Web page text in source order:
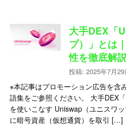
大手DEX「
プ）」とは
性を徹底解
投稿: 2025年7月29
※本記事はプロモーション広告を含
語集をご参照ください。 大手DEX
を使いこなす Uniswap（ユニスワ
に暗号資産（仮想通貨）を取引 […]